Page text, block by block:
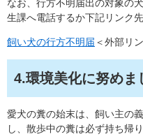
なお、行方不明届出の対象の
生課へ電話するか下記リンク
飼い犬の行方不明届 ＜外部リ
4.環境美化に努めま
愛犬の糞の始末は、飼い主の
し、散歩中の糞は必ず持ち帰り